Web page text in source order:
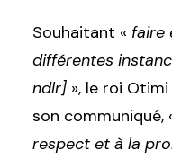
Souhaitant « faire
différentes
ndlr] », le roi
son communiqué,
respect et à la